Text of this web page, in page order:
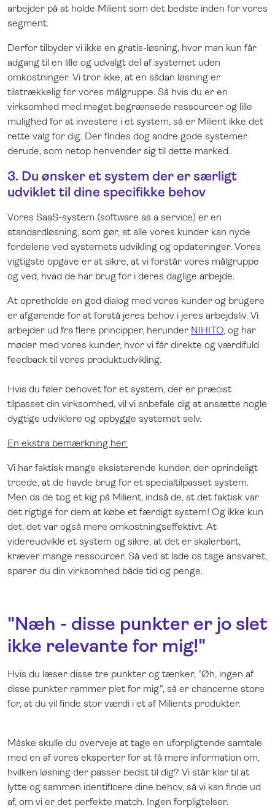
arbejder på at holde Milient som det bedste inden for vores
segment.
Derfor tilbyder vi ikke en gratis-løsning, hvor man kun får
adgang til en lille og udvalgt del af systemet uden
omkostninger. Vi tror ikke, at en sådan løsning er
tilstrækkelig for vores målgruppe. Så hvis du er en
virksomhed med meget begrænsede ressourcer og lille
mulighed for at investere i et system, så er Milient ikke det
rette valg for dig. Der findes dog andre gode systemer
derude, som netop henvender sig til dette marked..
3. Du ønsker et system der er særligt
udviklet til dine specifikke behov
Vores SaaS-system (software as a service) er en
standardløsning, som gør, at alle vores kunder kan nyde
fordelene ved systemets udvikling og opdateringer. Vores
vigtigste opgave er at sikre, at vi forstår vores målgruppe
og ved, hvad de har brug for i deres daglige arbejde.
At opretholde en god dialog med vores kunder og brugere
er afgørende for at forstå jeres behov i jeres arbejdsliv. Vi
arbejder ud fra flere principper, herunder NIHITO, og har
møder med vores kunder, hvor vi får direkte og værdifuld
feedback til vores produktudvikling.
Hvis du føler behovet for et system, der er præcist
tilpasset din virksomhed, vil vi anbefale dig at ansætte nogle
dygtige udviklere og opbygge systemet selv.
En ekstra bemærkning her:
Vi har faktisk mange eksisterende kunder, der oprindeligt
troede, at de havde brug for et specialtilpasset system.
Men da de tog et kig på Milient, indså de, at det faktisk var
det rigtige for dem at købe et færdigt system! Og ikke kun
det, det var også mere omkostningseffektivt. At
videreudvikle et system og sikre, at det er skalerbart,
kræver mange ressourcer. Så ved at lade os tage ansvaret,
sparer du din virksomhed både tid og penge.
"Næh - disse punkter er jo slet
ikke relevante for mig!"
Hvis du læser disse tre punkter og tænker, "Øh, ingen af
disse punkter rammer plet for mig", så er chancerne store
for, at du vil finde stor værdi i et af Milients produkter.
Måske skulle du overveje at tage en uforpligtende samtale
med en af vores eksperter for at få mere information om,
hvilken løsning der passer bedst til dig? Vi står klar til at
lytte og sammen identificere dine behov, så vi kan finde ud
af, om vi er det perfekte match. Ingen forpligtelser.